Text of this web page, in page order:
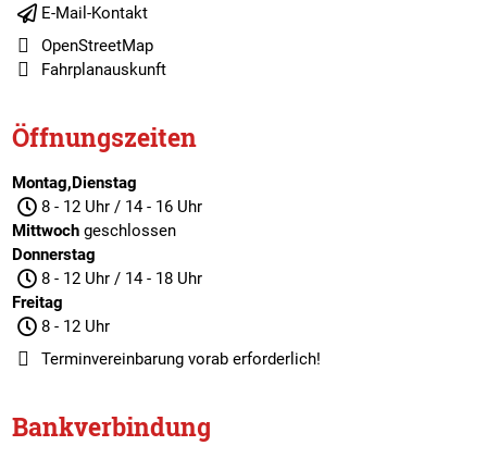
E-Mail-Kontakt
OpenStreetMap
Fahrplanauskunft
Öffnungszeiten
Montag,Dienstag
8 - 12 Uhr / 14 - 16 Uhr
Mittwochgeschlossen
Donnerstag
8 - 12 Uhr / 14 - 18 Uhr
Freitag
8 - 12 Uhr
Terminvereinbarungvorab erforderlich!
Bankverbindung